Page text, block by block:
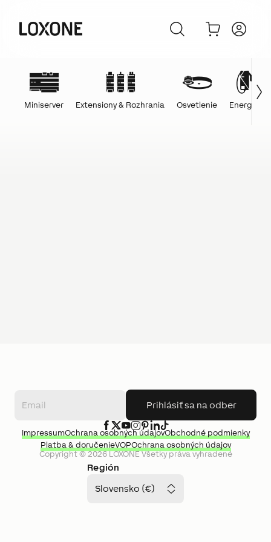
Miniserver Extensiony & Rozhrania Osvetlenie Energie
Prihlásiť sa na odber
Región
Slovensko (€)
Copyright ©2026LOXONEVšetky práva vyhradené
ImpressumOchrana osobných údajovObchodné podmienky
Platba & doručenieVOPOchrana osobných údajov